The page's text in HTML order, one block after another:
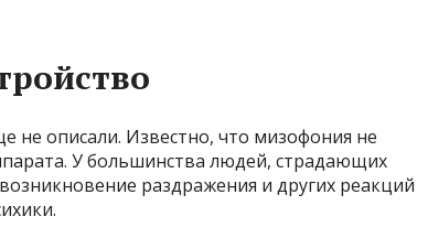
не описали. Известно, что мизофония не
У большинства людей, страдающих
раздражения и других реакций